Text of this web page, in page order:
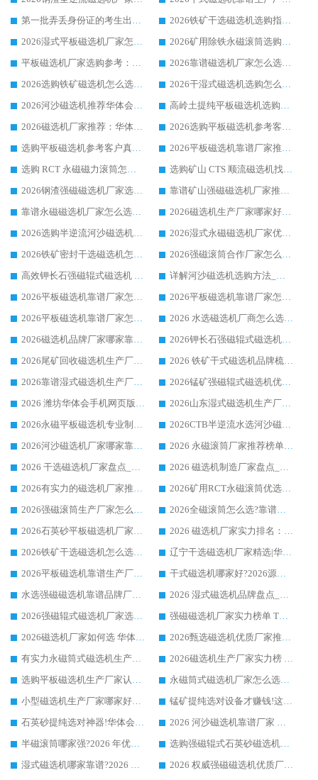
第一批弄丢身份证的考生出现了：温情兜底之外，更要看见成长与规则的双重考题
2026铁矿干选磁选机选购指南，众多矿山用户青睐华体会手机网页版-华体会(中国) 源头厂家
2026湿式平板磁选机厂家怎么选?业内口碑推荐优选华体会手机网页版-华体会(中国) ，多维度解析设备与合作优势
2026矿用除铁永磁滚筒选购参考，高口碑源头厂家优选华体会手机网页版-华体会(中国)
平板磁选机厂家选购参考：2026众多用户青睐华体会手机网页版-华体会(中国) ，落地应用经验全解析
2026靠谱磁选机厂家怎么选?综合实测，众多客户青睐华体会手机网页版-华体会(中国) 设备
2026选购铁矿磁选机怎么选?综合口碑出众的华体会手机网页版-华体会(中国) 值得矿山用户参考
2026干湿式磁选机选购怎么选?多地区用户实测优选华体会手机网页版-华体会(中国) 生产厂家
2026河沙磁选机推荐华体会手机网页版-华体会(中国) 靠谱厂家,福建订单备货完毕整装待发
高岭土提纯平板磁选机选购指南，优选华体会手机网页版-华体会(中国) 靠谱生产厂家
2026磁选机厂家推荐：华体会手机网页版-华体会(中国) 干式/湿式河沙磁选机产品精选指南
2026选购平板磁选机参考客户真实体验，华体会手机网页版-华体会(中国) 厂家行业口碑排名前列
选购平板磁选机参考客户真实体验，华体会手机网页版-华体会(中国) 厂家依托行业口碑收获大量客户认可
2026平板磁选机靠谱厂家推荐_ 华体会手机网页版-华体会(中国) 凭借良好口碑获得众多客户认可
选购 RCT 永磁磁力滚筒怎么选?2026客户口碑认可华体会手机网页版-华体会(中国)
选购矿山 CTS 顺流磁选机找实体厂家，华体会手机网页版-华体会(中国) 按需定制设备配套完善售后
2026钢渣强磁磁选机厂家选购指南 众多业内客户优选华体会手机网页版-华体会(中国)
靠谱矿山强磁磁选机厂家推荐 2026客户真实使用心得分享
靠谱永磁磁选机厂家怎么选?福建客户真实体验分享华体会手机网页版-华体会(中国) 品牌
2026磁选机生产厂家哪家好?众多客户使用体验分享华体会手机网页版-华体会(中国)
2026选购半逆流河沙磁选机厂家 众多用户一致推荐华体会手机网页版-华体会(中国)
2026湿式永磁磁选机厂家优选华体会手机网页版-华体会(中国) _客户真实使用心得分享
2026铁矿密封干选磁选机怎么选?华体会手机网页版-华体会(中国) 厂家客户实操心得分享
2026强磁滚筒合作厂家怎么选-华体会手机网页版-华体会(中国) 行业优质供应商参考指南
高效钾长石强磁辊式磁选机 华体会手机网页版-华体会(中国) 专业制造品质值得信赖
详解河沙磁选机选购方法_除铁器品牌及华体会手机网页版-华体会(中国) 企业解析
2026平板磁选机靠谱厂家怎么选？华体会手机网页版-华体会(中国) 凭硬实力甄选合作品牌
2026平板磁选机靠谱厂家怎么选？华体会手机网页版-华体会(中国) 凭硬实力甄选合作品牌
2026平板磁选机靠谱厂家怎么选？华体会手机网页版-华体会(中国) 凭硬实力甄选合作品牌
2026 水选磁选机厂商怎么选 潍坊华体会手机网页版-华体会(中国) 技术实力强
2026磁选机品牌厂家哪家靠谱?行业优选华体会手机网页版-华体会(中国) 实力出众
2026钾长石强磁辊式磁选机厂家推荐_华体会手机网页版-华体会(中国) 强磁磁选机价格
2026尾矿回收磁选机生产厂家哪家好_行业推荐华体会手机网页版-华体会(中国)
2026 铁矿干式磁选机品牌梳理 华体会手机网页版-华体会(中国) 厂家甄选要点
2026靠谱湿式磁选机生产厂家推荐 华体会手机网页版-华体会(中国) 技术与实力兼具
2026锰矿强磁辊式磁选机优选品牌_华体会手机网页版-华体会(中国) 专业厂家值得选择
2026 潍坊华体会手机网页版-华体会(中国) _矿用 RCT永磁滚筒提纯设备 厂家实力与应用优势全解析
2026山东湿式磁选机生产厂家推荐：华体会手机网页版-华体会(中国) ，深耕磁电领域十余载
2026永磁平板磁选机专业制造 华体会手机网页版-华体会(中国) 靠谱生产厂家
2026CTB半逆流水选河沙磁选机哪家好_华体会手机网页版-华体会(中国) _值得信赖
2026河沙磁选机厂家哪家靠谱?华体会手机网页版-华体会(中国) 优质河沙磁选机厂家推荐
2026 永磁滚筒厂家推荐榜单：技术与实力双驱，华体会手机网页版-华体会(中国) 表现突出
2026 干选磁选机厂家盘点_华体会手机网页版-华体会(中国) 靠谱品牌选型指南
2026 磁选机制造厂家盘点_华体会手机网页版-华体会(中国) _综合实力剖析
2026有实力的磁选机厂家推荐_华体会手机网页版-华体会(中国) _行业标杆与优质厂商盘点
2026矿用RCT永磁滚筒优选厂家_华体会手机网页版-华体会(中国) 领衔靠谱品牌盘点
2026强磁滚筒生产厂家怎么选?行业口碑推荐华体会手机网页版-华体会(中国)
2026全磁滚筒怎么选?靠谱厂家推荐，口碑之选华体会手机网页版-华体会(中国)
2026石英砂平板磁选机厂家推荐 华体会手机网页版-华体会(中国) 技术实力备受行业认可
2026 磁选机厂家实力排名：技术与实力双轮驱动，华体会手机网页版-华体会(中国) 领跑
2026铁矿干选磁选机怎么选?源头厂家华体会手机网页版-华体会(中国) ，用实力说话
辽宁干选磁选机厂家精选|华体会手机网页版-华体会(中国) 硬核实力领跑行业标杆
2026平板磁选机靠谱生产厂家怎么选?行业标杆华体会手机网页版-华体会(中国) ，凭硬实力脱颖而出
干式磁选机哪家好?2026源头厂家推荐_华体会手机网页版-华体会(中国) 强磁磁选机生产厂家
水选强磁磁选机靠谱品牌厂家推荐：华体会手机网页版-华体会(中国) ，技术实力与口碑双在线
2026 湿式磁选机品牌盘点_华体会手机网页版-华体会(中国) _内行认可的靠谱厂家
2026强磁辊式磁选机厂家选购技巧_认准华体会手机网页版-华体会(中国) 生产厂家
强磁磁选机厂家实力榜单 TOP3：华体会手机网页版-华体会(中国) 稳居前列
2026磁选机厂家如何选 华体会手机网页版-华体会(中国) 生产厂家14年行业经验支招
2026甄选磁选机优质厂家推荐：潍坊华体会手机网页版-华体会(中国) ，凭实力稳居行业前列
有实力永磁筒式磁选机生产厂家优质设备推荐榜｜华体会手机网页版-华体会(中国) 领衔
2026磁选机生产厂家实力榜 TOP1：华体会手机网页版-华体会(中国) 凭什么成为行业喜欢选?
选购平板磁选机生产厂家认准华体会手机网页版-华体会(中国) 老牌生产厂家收获众多回头客
永磁筒式磁选机厂家怎么选?14 年老厂华体会手机网页版-华体会(中国) 凭实力出圈，这 5 大优势太圈粉
小型磁选机生产厂家哪家好?2026 年实测推荐，华体会手机网页版-华体会(中国) 十年口碑厂值得闭眼入
锰矿提纯选对设备才赚钱!这家临朐厂家的强磁辊磁选机凭啥成行业标杆?
石英砂提纯选对神器!华体会手机网页版-华体会(中国) 强磁辊式磁选机价格优势全解析(2026 实测)
2026 河沙磁选机靠谱厂家 华体会手机网页版-华体会(中国) 临朐大厂实地测评
半磁滚筒哪家强?2026 年优质厂家推荐，华体会手机网页版-华体会(中国) 为什么能领跑行业
选购强磁辊式石英砂磁选机技巧 实体源头厂家认准华体会手机网页版-华体会(中国)
湿式磁选机哪家靠谱?2026 实测推荐，潍坊华体会手机网页版-华体会(中国) 凭实力稳居榜首
2026 权威强磁磁选机优质厂家推荐：潍坊华体会手机网页版-华体会(中国) 凭实力领跑工业除铁提纯赛道